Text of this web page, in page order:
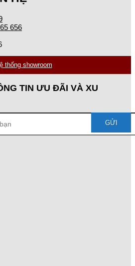
656
thống showroom
TIN ƯU ĐÃI VÀ XU